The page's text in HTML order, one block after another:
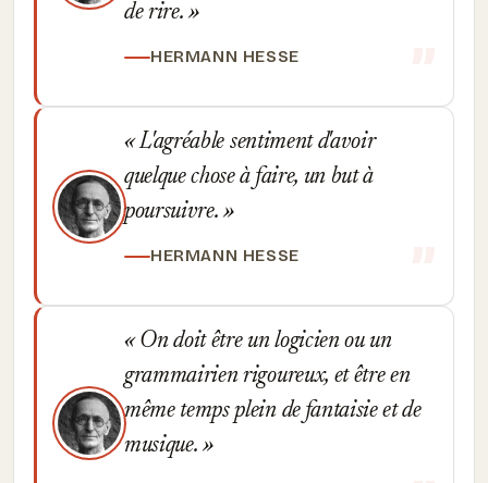
de rire.
HERMANN HESSE
L'agréable sentiment d'avoir
quelque chose à faire, un but à
poursuivre.
HERMANN HESSE
On doit être un logicien ou un
grammairien rigoureux, et être en
même temps plein de fantaisie et de
musique.